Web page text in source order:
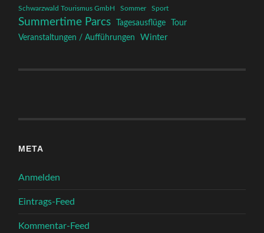
Schwarzwald Tourismus GmbH Sommer Sport
Summertime Parcs Tagesausflüge
Tour
Veranstaltungen / Aufführungen
Winter
META
Anmelden
Eintrags-Feed
Kommentar-Feed